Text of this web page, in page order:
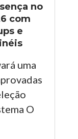
no
com
e
uma
O